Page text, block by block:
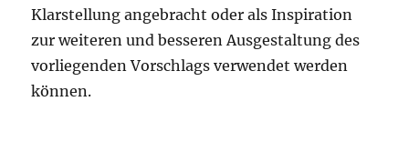
Klarstellung angebracht oder als Inspiration
zur weiteren und besseren Ausgestaltung des
vorliegenden Vorschlags verwendet werden
können.